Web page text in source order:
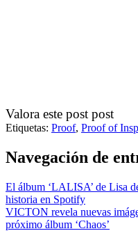
Valora este post post
Etiquetas: Proof, Proof of
Navegación de
El álbum ‘LALISA’ de Lisa
historia en Spotify
VICTON revela nuevas
próximo álbum ‘Chaos’